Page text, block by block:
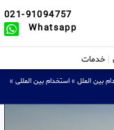
021-91094757
Whatsapp
خدمات
بین الملل » استخدام بین المللی »